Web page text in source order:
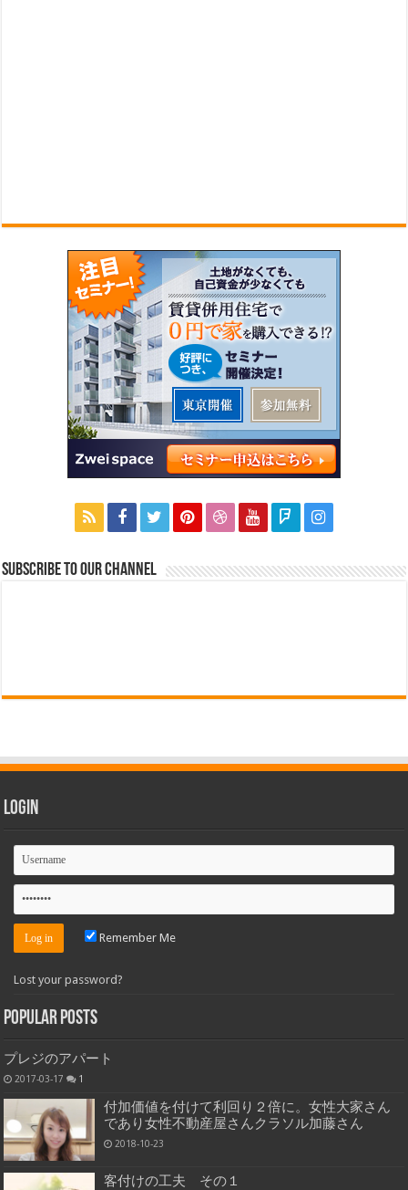
Subscribe to our Channel
Login
Remember Me
Lost your password?
Popular Posts
プレジのアパート
2017-03-17 1
付加価値を付けて利回り２倍に。女性大家さん
であり女性不動産屋さんクラソル加藤さん
2018-10-23
客付けの工夫 その１